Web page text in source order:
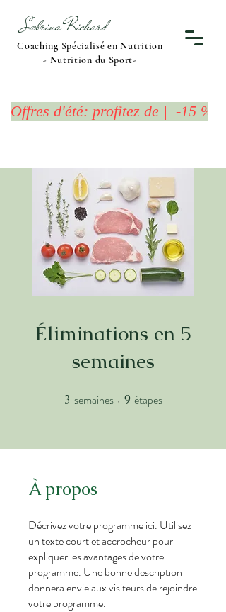
Offres d'été: profitez de |  -15
Sabrina Richard
Coaching Spécialisé en Nutrition
- Nutrition du Sport-
Éliminations en 5
semaines
3 semaines 3 semaines
9 étapes
À propos
Décrivez votre programme ici. Utilisez
un texte court et accrocheur pour
expliquer les avantages de votre
programme. Une bonne description
donnera envie aux visiteurs de rejoindre
votre programme.